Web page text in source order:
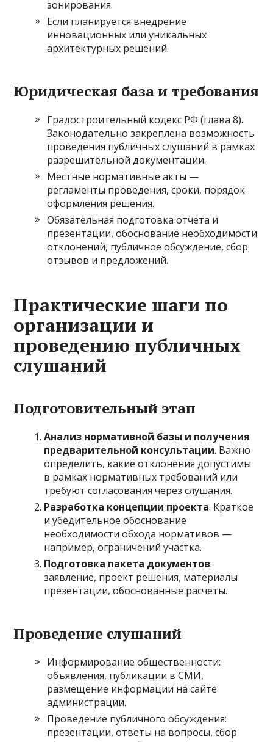
зонирования.
Если планируется внедрение
инновационных или уникальных
архитектурных решений.
Юридическая база и требования
Градостроительный кодекс РФ (глава 8).
Законодательно закреплена возможность
проведения публичных слушаний в рамках
разрешительной документации.
Местные нормативные акты —
регламенты проведения, сроки, порядок
оформления решения.
Обязательная подготовка отчета и
презентации, обоснование необходимости
отклонений, публичное обсуждение, сбор
отзывов и предложений.
Практические шаги по
организации и
проведению публичных
слушаний
Подготовительный этап
Анализ нормативной базы и получения
предварительной консультации. Важно
определить, какие отклонения допустимы
в рамках нормативных требований или
требуют согласования через слушания.
Разработка концепции проекта. Краткое
и убедительное обоснование
необходимости обхода нормативов —
например, ограничений участка.
Подготовка пакета документов:
заявление, проект решения, материалы
презентации, обоснованные расчеты.
Проведение слушаний
Информирование общественности:
объявления, публикации в СМИ,
размещение информации на сайте
администрации.
Проведение публичного обсуждения:
презентации, ответы на вопросы, сбор